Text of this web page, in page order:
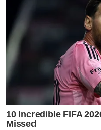
ก่อนหน้านี้ตกเป็นข่าวดัง
หนุ่มเวียร์ เนื่องจากชาวเ
ที่เดียวกัน ประเด็นนี้ฮอต
เตอร์ แต่ไม่นานกระแสดร
กับหนุ่มเวียร์เป็นเพียงพี่น้
10 Incredible FIFA
Missed